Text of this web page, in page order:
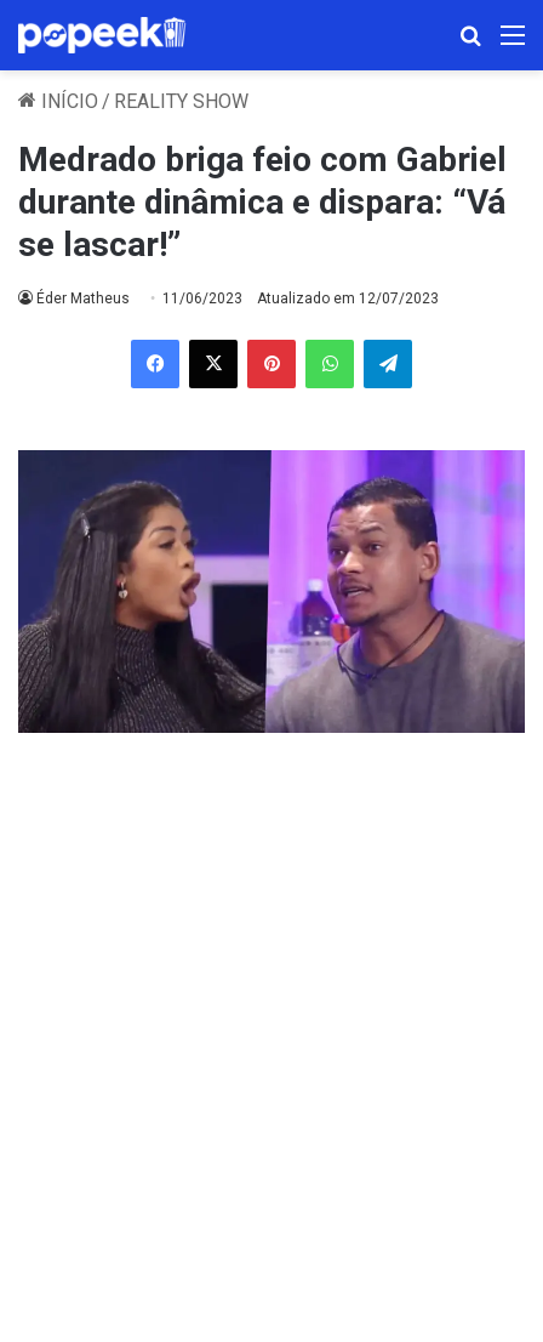
INÍCIO / REALITY SHOW
Medrado briga feio com Gabriel
durante dinâmica e dispara: “Vá
se lascar!”
Éder Matheus 11/06/2023 Atualizado em 12/07/2023
Facebook
X PinterestWhatsAppTelegram